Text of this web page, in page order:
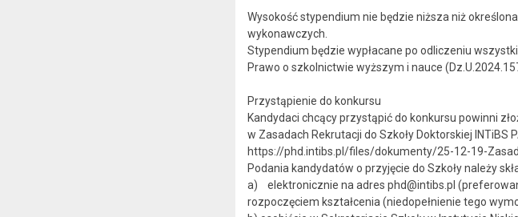
Wysokość stypendium nie będzie niższa niż
wykonawczych.
Stypendium będzie wypłacane po odliczeniu
Prawo o szkolnictwie wyższym i nauce
Przystąpienie do konkursu
Kandydaci chcący przystąpić do konkursu powinni
w Zasadach Rekrutacji do Szkoły Doktorskiej INTiBS
https://phd.intibs.pl/files/dokumenty/25-12-19-
Podania kandydatów o przyjęcie do Szkoły należy
a) elektronicznie na adres phd@intibs.pl
rozpoczęciem kształcenia (niedopełnienie tego